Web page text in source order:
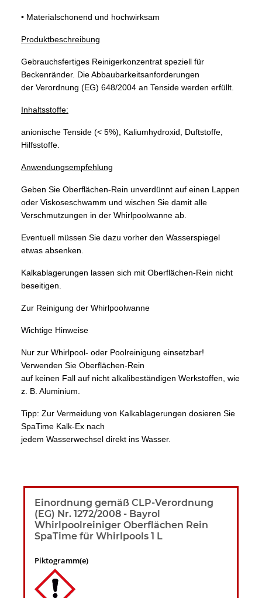
• Materialschonend und hochwirksam
Produktbeschreibung
Gebrauchsfertiges Reinigerkonzentrat speziell für
Beckenränder. Die Abbaubarkeitsanforderungen
der Verordnung (EG) 648/2004 an Tenside werden erfüllt.
Inhaltsstoffe:
anionische Tenside (< 5%), Kaliumhydroxid, Duftstoffe,
Hilfsstoffe.
Anwendungsempfehlung
Geben Sie Oberflächen-Rein unverdünnt auf einen Lappen
oder Viskoseschwamm und wischen Sie damit alle
Verschmutzungen in der Whirlpoolwanne ab.
Eventuell müssen Sie dazu vorher den Wasserspiegel
etwas absenken.
Kalkablagerungen lassen sich mit Oberflächen-Rein nicht
beseitigen.
Zur Reinigung der Whirlpoolwanne
Wichtige Hinweise
Nur zur Whirlpool- oder Poolreinigung einsetzbar!
Verwenden Sie Oberflächen-Rein
auf keinen Fall auf nicht alkalibeständigen Werkstoffen, wie
z. B. Aluminium.
Tipp: Zur Vermeidung von Kalkablagerungen dosieren Sie
SpaTime Kalk-Ex nach
jedem Wasserwechsel direkt ins Wasser.
Einordnung gemäß CLP-Verordnung
(EG) Nr. 1272/2008 - Bayrol
Whirlpoolreiniger Oberflächen Rein
SpaTime für Whirlpools 1 L
Piktogramm(e)